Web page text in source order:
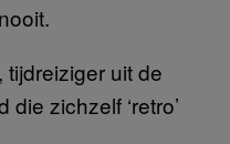
tijdreiziger uit de
zichzelf ‘retro’